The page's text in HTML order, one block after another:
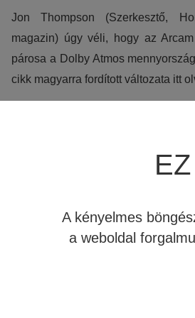
Jon Thompson (Szerkesztő,
magazin) úgy véli, hogy az
párosa a Dolby Atmos
cikk magyarra fordított változata itt
ahol addig a high end piac állt.
integrált házimozi erősítője
Ez a viszonylag kis angol cég,
INDIANA LINE
A kényelmes
a weboldal